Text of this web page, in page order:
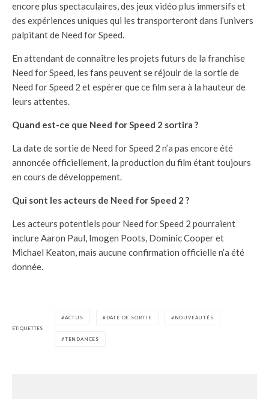
encore plus spectaculaires, des jeux vidéo plus immersifs et
des expériences uniques qui les transporteront dans l’univers
palpitant de Need for Speed.
En attendant de connaître les projets futurs de la franchise
Need for Speed, les fans peuvent se réjouir de la sortie de
Need for Speed 2 et espérer que ce film sera à la hauteur de
leurs attentes.
Quand est-ce que Need for Speed 2 sortira ?
La date de sortie de Need for Speed 2 n’a pas encore été
annoncée officiellement, la production du film étant toujours
en cours de développement.
Qui sont les acteurs de Need for Speed 2 ?
Les acteurs potentiels pour Need for Speed 2 pourraient
inclure Aaron Paul, Imogen Poots, Dominic Cooper et
Michael Keaton, mais aucune confirmation officielle n’a été
donnée.
ÉTIQUETTES
ACTUS DATE DE SORTIE NOUVEAUTÉS
TENDANCES